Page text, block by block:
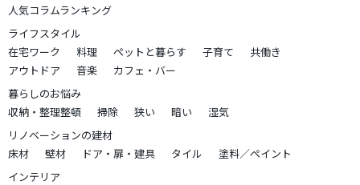
人気コラムランキング
ライフスタイル
在宅ワーク
料理 ペットと暮らす 子育て
共働き
アウトドア
音楽
カフェ・バー
暮らしのお悩み
収納・整理整頓
掃除 狭い 暗い
湿気
リノベーションの建材
床材
壁材 ドア・扉・建具 タイル
塗料／ペイント
インテリア